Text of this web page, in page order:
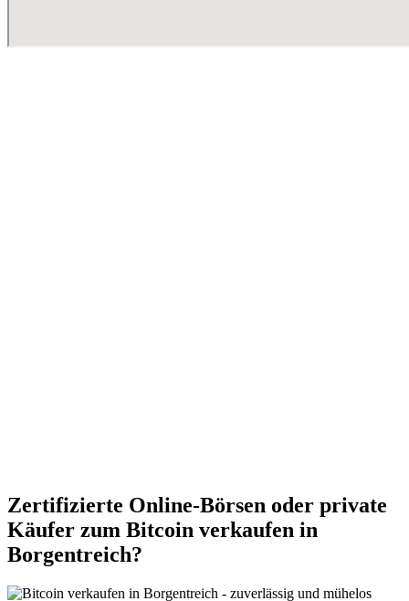
Zertifizierte Online-Börsen oder private
Käufer zum Bitcoin verkaufen in
Borgentreich?